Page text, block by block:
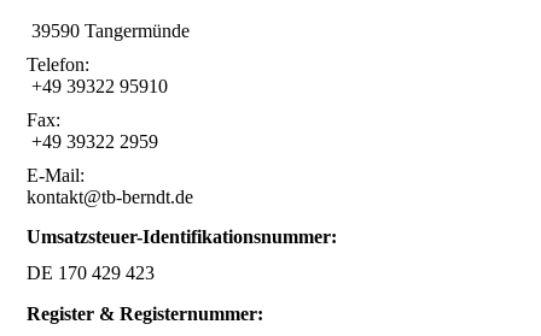
39590 Tangermünde
Telefon:
+49 39322 95910
Fax:
+49 39322 2959
E-Mail:
kontakt@tb-berndt.de
Umsatzsteuer-Identifikationsnummer:
DE 170 429 423
Register & Registernummer: